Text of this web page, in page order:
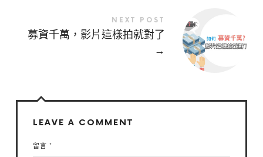
NEXT POST
募資千萬，影片這樣拍就對了
→
LEAVE A COMMENT
留言 *